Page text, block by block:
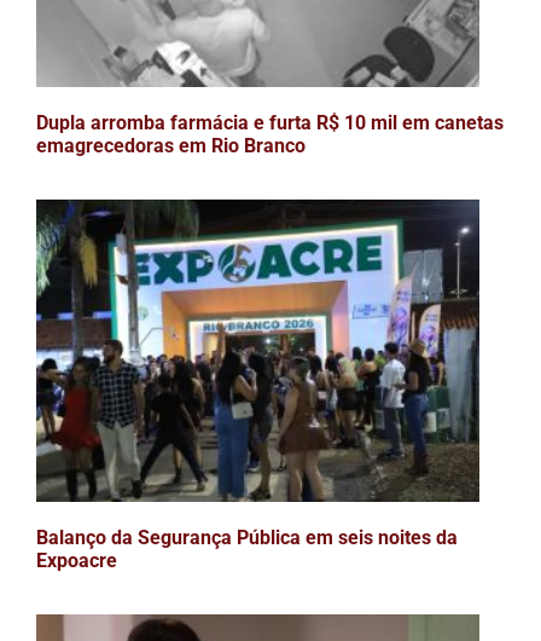
Dupla arromba farmácia e furta R$ 10 mil em canetas
emagrecedoras em Rio Branco
Balanço da Segurança Pública em seis noites da
Expoacre